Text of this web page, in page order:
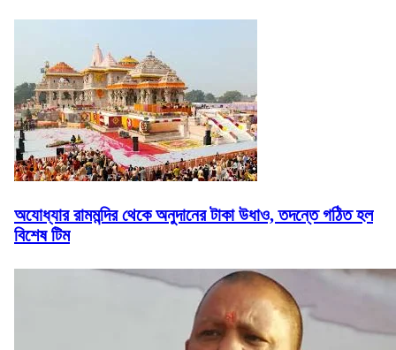
অযোধ্যার রামমন্দির থেকে অনুদানের টাকা উধাও, তদন্তে গঠিত হল
বিশেষ টিম